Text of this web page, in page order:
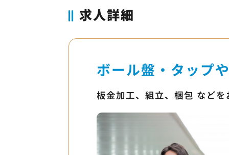
求人詳細
ボール盤・タップ
板金加工、組立、梱包 など